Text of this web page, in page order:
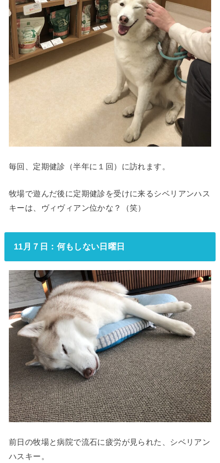
毎回、定期健診（半年に１回）に訪れます。
牧場で遊んだ後に定期健診を受けに来るシベリアンハス
キーは、ヴィヴィアン位かな？（笑）
11月７日：何もしない日曜日
前日の牧場と病院で流石に疲労が見られた、シベリアン
ハスキー。